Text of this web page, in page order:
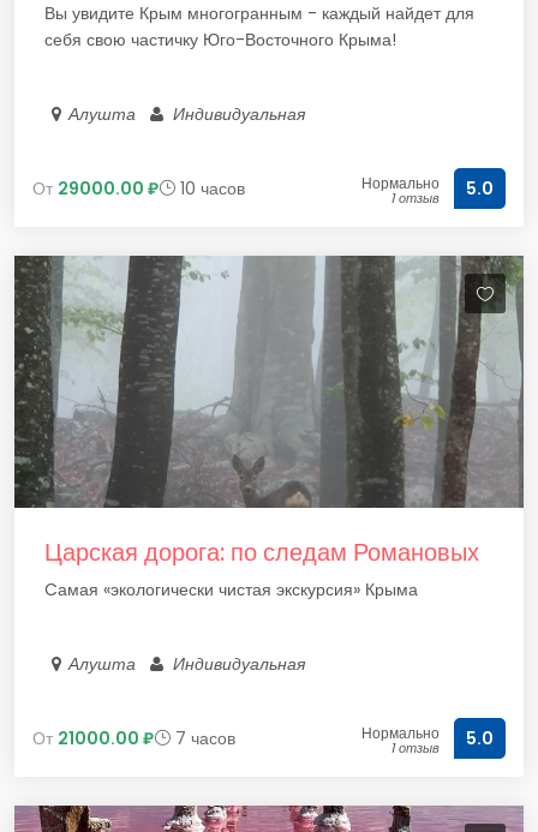
Вы увидите Крым многогранным - каждый найдет для
себя свою частичку Юго-Восточного Крыма!
Алушта Индивидуальная
От 29000.00 ₽ 10 часов Нормально
1 отзыв 5.0
Царская дорога: по следам Романовых
Cамая «экологически чистая экскурсия» Крыма
Алушта Индивидуальная
От 21000.00 ₽ 7 часов Нормально
1 отзыв 5.0